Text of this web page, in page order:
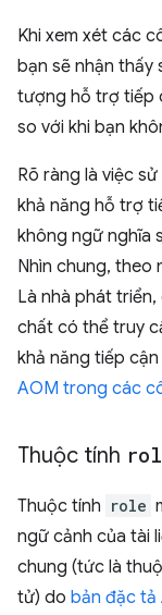
Khi xem xét các
bạn sẽ nhận thấy
tượng hỗ trợ tiếp
so với khi bạn
Rõ ràng là việc
khả năng hỗ trợ
không ngữ nghĩa
Nhìn chung, theo
Là nhà phát
chất có thể truy
khả năng tiếp
AOM trong các
Thuộc tính
Thuộc tính role
ngữ cảnh của tài
chung (tức là
tử) do bản đặc tả